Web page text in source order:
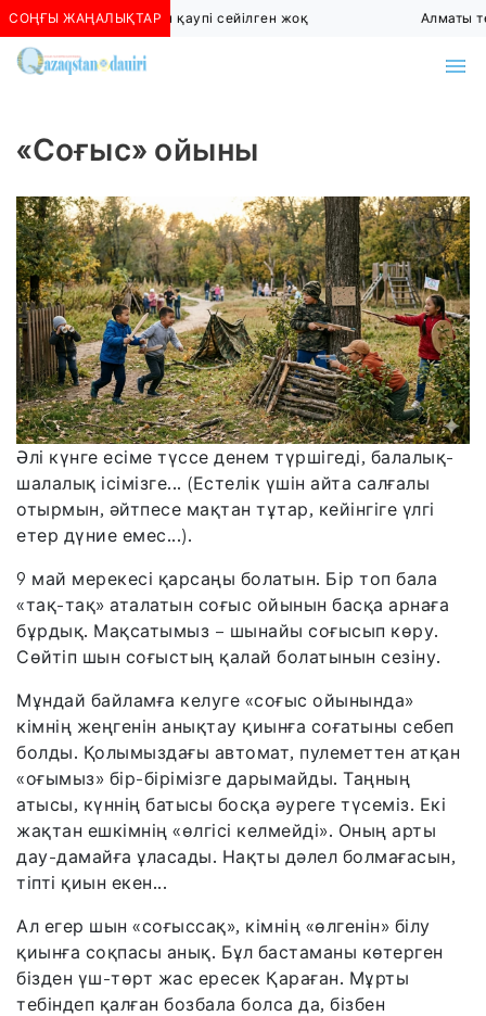
СОҢҒЫ ЖАҢАЛЫҚТАР
Алматыда көшкін қаупі сейілген жоқ Алматы
«Соғыс» ойыны
Әлі күнге есіме түссе денем түршігеді, балалық-
шалалық ісімізге... (Естелік үшін айта салғалы
отырмын, әйтпесе мақтан тұтар, кейінгіге үлгі
етер дүние емес...).
9 май мерекесі қарсаңы болатын. Бір топ бала
«тақ-тақ» аталатын соғыс ойынын басқа арнаға
бұрдық. Мақсатымыз – шынайы соғысып көру.
Сөйтіп шын соғыстың қалай болатынын сезіну.
Мұндай байламға келуге «соғыс ойынында»
кімнің жеңгенін анықтау қиынға соғатыны себеп
болды. Қолымыздағы автомат, пулеметтен атқан
«оғымыз» бір-бірімізге дарымайды. Таңның
атысы, күннің батысы босқа әуреге түсеміз. Екі
жақтан ешкімнің «өлгісі келмейді». Оның арты
дау-дамайға ұласады. Нақты дәлел болмағасын,
тіпті қиын екен...
Ал егер шын «соғыссақ», кімнің «өлгенін» білу
қиынға соқпасы анық. Бұл бастаманы көтерген
бізден үш-төрт жас ересек Қараған. Мұрты
тебіндеп қалған бозбала болса да, бізбен